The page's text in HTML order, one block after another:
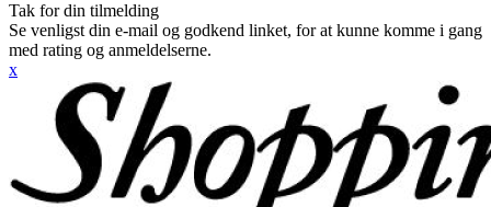
Tak for din tilmelding
Se venligst din e-mail og godkend linket, for at kunne komme i gang
med rating og anmeldelserne.
x